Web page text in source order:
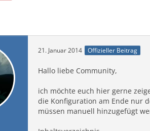
21. Januar 2014 Offizieller Beitrag
Hallo liebe Community,
ich möchte euch hier gerne
die Konfiguration am Ende nur
müssen manuell hinzugefügt